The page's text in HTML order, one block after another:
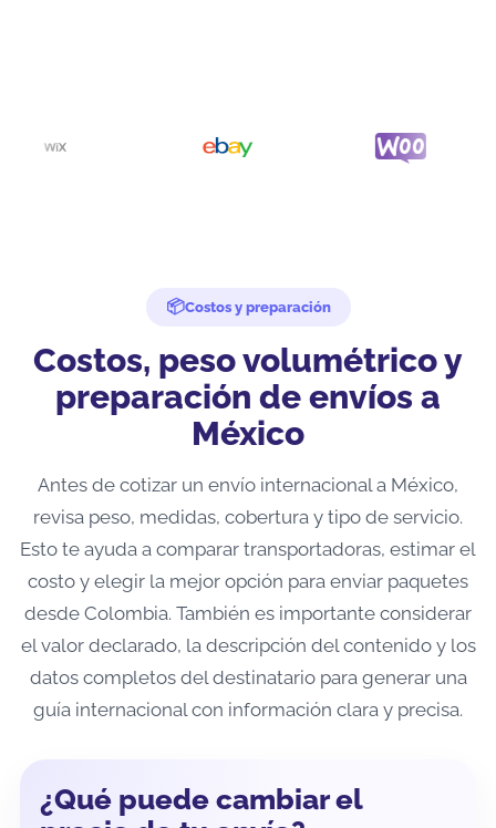
Costos y preparación
Costos, peso volumétrico y
preparación de envíos a
México
Antes de cotizar un envío internacional a México,
revisa peso, medidas, cobertura y tipo de servicio.
Esto te ayuda a comparar transportadoras, estimar el
costo y elegir la mejor opción para enviar paquetes
desde Colombia. También es importante considerar
el valor declarado, la descripción del contenido y los
datos completos del destinatario para generar una
guía internacional con información clara y precisa.
¿Qué puede cambiar el